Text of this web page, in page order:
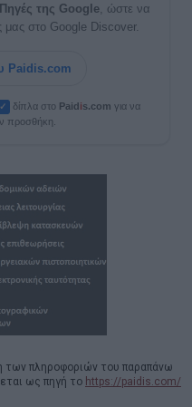
της Google , ώστε να
μας στο Google Discover.
Paidis.com
✓ δίπλα στο Paidis.com για να
προσθήκη.
των πληροφοριών του παραπάνω
ως πηγή το https://paidis.com/